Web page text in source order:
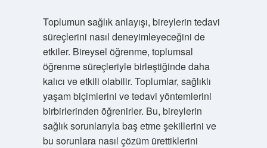
Toplumun sağlık anlayışı, bireylerin tedavi
süreçlerini nasıl deneyimleyeceğini de
etkiler. Bireysel öğrenme, toplumsal
öğrenme süreçleriyle birleştiğinde daha
kalıcı ve etkili olabilir. Toplumlar, sağlıklı
yaşam biçimlerini ve tedavi yöntemlerini
birbirlerinden öğrenirler. Bu, bireylerin
sağlık sorunlarıyla baş etme şekillerini ve
bu sorunlara nasıl çözüm ürettiklerini